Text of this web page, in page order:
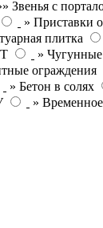
Звенья с
» Приставки
плитка
»
ограждения
» Бетон в солях
»